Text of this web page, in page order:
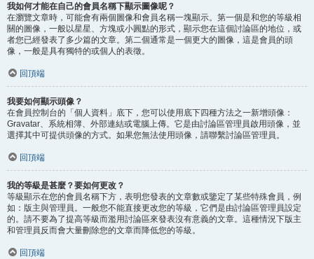
我如何才能在自己的會員名稱下顯示圖像呢？
在瀏覽文章時，可能會有兩個圖像和會員名稱一塊顯示。第一個是和您的等級相
關的圖像，一般以星星、方塊或小圓點的形式，顯示您在這個討論區的地位，或
者您已經發表了多少篇的文章。第二個通常是一個更大的圖像，這是會員的頭
像，一般是具有獨特的或個人的表徵。
回頂端
我要如何顯示頭像？
在會員控制台的「個人資料」底下，您可以使用底下四種方法之一新增頭像：
Gravatar、系統相簿、外部連結或電腦上傳。它是由討論區管理員啟用頭像，並
選擇其中可提供頭像的方式。如果您無法使用頭像，請聯繫討論區管理員。
回頂端
我的等級是甚麼？要如何更改？
等級顯示在您的會員名稱下方，表明您發表的文章數或鑒定了某些特殊會員，例
如：版主與管理員。一般您不能直接更改您的等級，它們是由討論區管理員設定
的。請不要為了提高等級而濫用討論區來發表沒有意義的文章。這種情況下版主
和管理員反而會大量刪除您的文章而降低您的等級。
回頂端